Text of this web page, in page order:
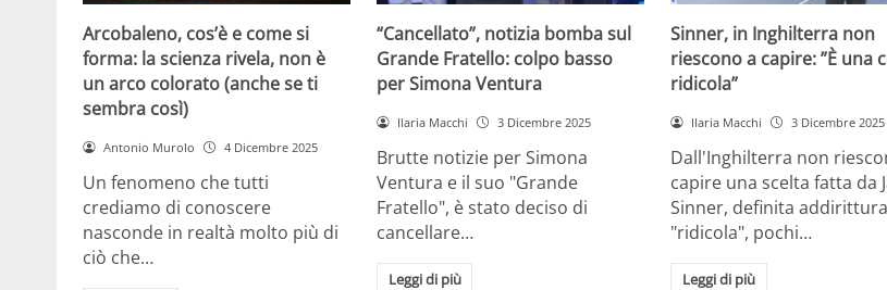
Arcobaleno, cos’è e come si
forma: la scienza rivela, non è
un arco colorato (anche se ti
sembra così)
Antonio Murolo 4 Dicembre 2025
Un fenomeno che tutti
crediamo di conoscere
nasconde in realtà molto più di
ciò che…
“Cancellato”, notizia bomba sul
Grande Fratello: colpo basso
per Simona Ventura
Ilaria Macchi 3 Dicembre 2025
Brutte notizie per Simona
Ventura e il suo "Grande
Fratello", è stato deciso di
cancellare…
Leggi di più
Sinner, in Inghilterra non
riescono a capire: ”È una
ridicola”
Ilaria Macchi 3 Dicembre 2025
Dall'Inghilterra non
capire una scelta fatta da
Sinner, definita addirittura
"ridicola", pochi…
Leggi di più